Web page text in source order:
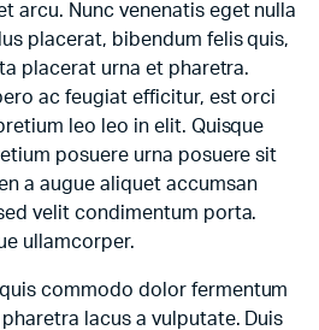
arcu. Nunc venenatis eget nulla
placerat, bibendum felis quis,
placerat urna et pharetra.
ac feugiat efficitur, est orci
leo leo in elit. Quisque
posuere urna posuere sit
a augue aliquet accumsan
velit condimentum porta.
ullamcorper.
commodo dolor fermentum
lacus a vulputate. Duis